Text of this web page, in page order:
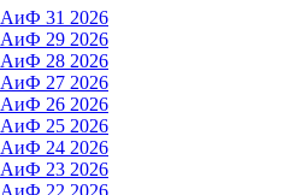
АиФ 31 2026
АиФ 29 2026
АиФ 28 2026
АиФ 27 2026
АиФ 26 2026
АиФ 25 2026
АиФ 24 2026
АиФ 23 2026